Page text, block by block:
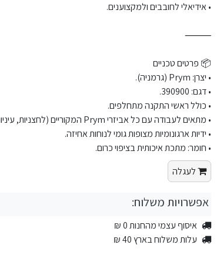
• אידיאלי לחובבים ולמקצוענים.
⸻
📦 פרטים טכניים
• יצרן: Prym (גרמניה).
• דגם: 390900.
• כולל ראשי התקנה מתחלפים.
• מתאים לעבודה עם כל אביזרי Prym המקוריים (לחצניות, עיניות, ניטים).
• ידיות ארגונומיות מצופות גומי לנוחות אחיזה.
• חומר: מתכת איכותית בציפוי כרום.
לעגלה
אפשרויות משלוח:
איסוף עצמי מהחנות 0 ₪
עלות משלוח בארץ 40 ₪